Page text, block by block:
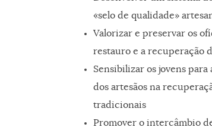
«selo de qualidade»
Valorizar e preservar os
restauro e a recuperação
Sensibilizar os jovens
dos artesãos na
tradicionais
Promover o intercâmbio